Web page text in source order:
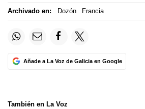
Archivado en: Dozón Francia
Añade a La Voz de Galicia en Google
También en La Voz